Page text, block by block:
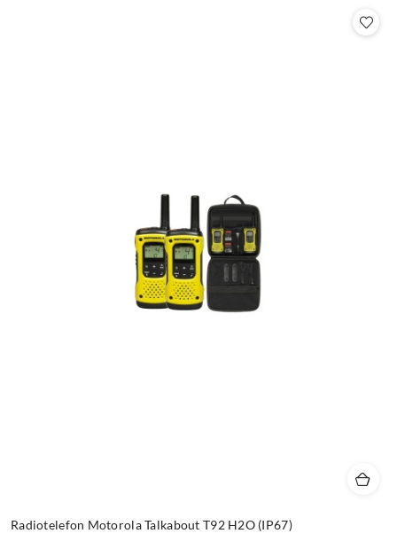
Radiotelefon Motorola Talkabout T92 H2O (IP67)